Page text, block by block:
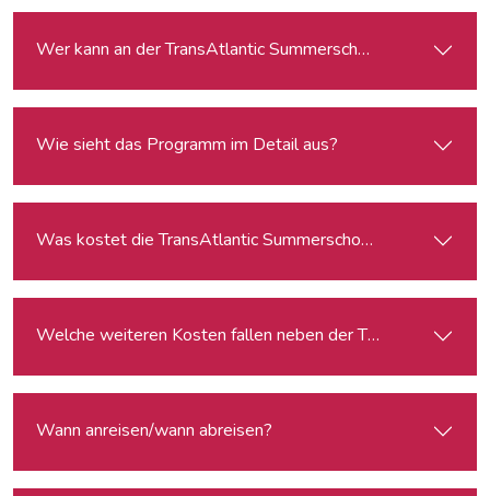
Wer kann an der TransAtlantic Summerschool 2023
Wie sieht das Programm im Detail aus?
Was kostet die TransAtlantic Summerschool?
Welche weiteren Kosten fallen neben der Teilnahmegebühr
Wann anreisen/wann abreisen?